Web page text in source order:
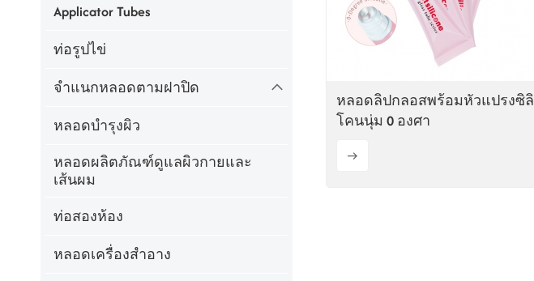
Applicator Tubes
ท่อรูปไข่
จำแนกหลอดตามฝาปิด
หลอดบำรุงผิว
หลอดผลิตภัณฑ์ดูแลผิวกายและ
เส้นผม
ท่อสองห้อง
หลอดเครื่องสำอาง
หลอดลิปกลอสพร้อมหัวแปรงซิลิ
โคนนุ่ม 0 องศา